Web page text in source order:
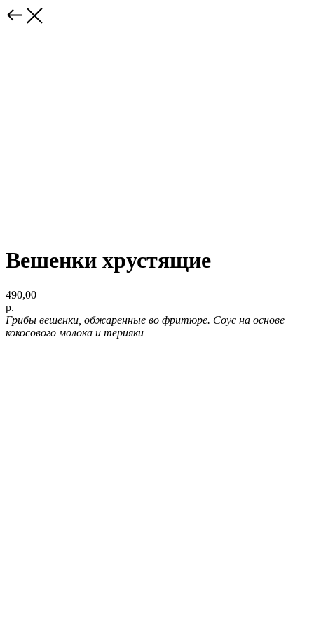
Вешенки хрустящие
490,00
р.
Грибы вешенки, обжаренные во фритюре. Соус на основе
кокосового молока и терияки